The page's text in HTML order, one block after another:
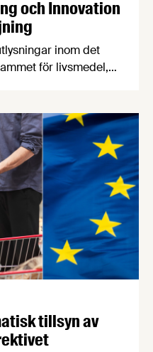
och Innovation
inom det
för livsmedel,
och
för innovationer som
tillsyn av